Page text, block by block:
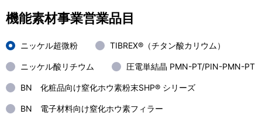
機能素材事業営業品目
ニッケル超微粉 TIBREX®（チタン酸カリウム）
ニッケル酸リチウム 圧電単結晶 PMN-PT/PIN-PMN-PT
BN 化粧品向け窒化ホウ素粉末SHP® シリーズ
BN 電子材料向け窒化ホウ素フィラー